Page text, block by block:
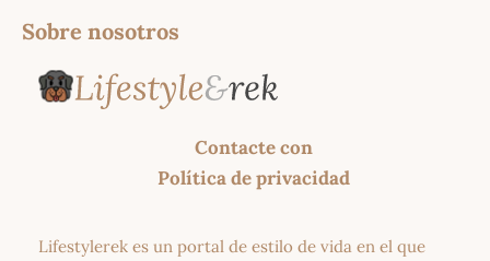
Sobre nosotros
Contacte con
Política de privacidad
Lifestylerek es un portal de estilo de vida en el que